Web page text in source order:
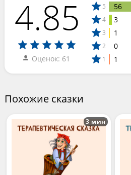
4.85
Оценок: 61
5 56
4 3
3 1
2 0
1 1
Похожие сказки
3 мин